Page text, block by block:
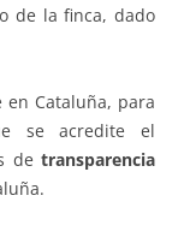
de la finca, dado
Cataluña, para
se acredite el
de transparencia